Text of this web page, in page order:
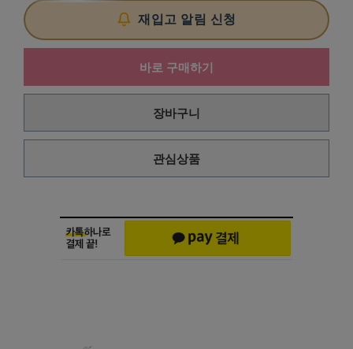
재입고 알림 신청
바로 구매하기
장바구니
관심상품